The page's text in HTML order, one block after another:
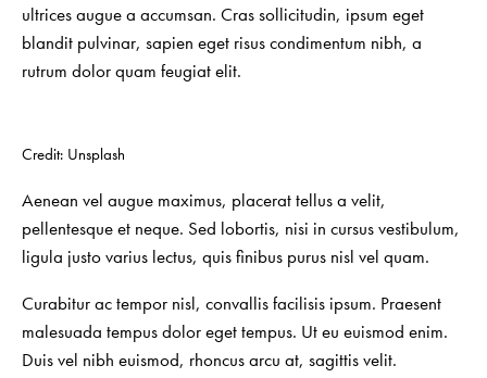
ultrices augue a accumsan. Cras sollicitudin, ipsum eget
blandit pulvinar, sapien eget risus condimentum nibh, a
rutrum dolor quam feugiat elit.
Credit: Unsplash
Aenean vel augue maximus, placerat tellus a velit,
pellentesque et neque. Sed lobortis, nisi in cursus vestibulum,
ligula justo varius lectus, quis finibus purus nisl vel quam.
Curabitur ac tempor nisl, convallis facilisis ipsum. Praesent
malesuada tempus dolor eget tempus. Ut eu euismod enim.
Duis vel nibh euismod, rhoncus arcu at, sagittis velit.